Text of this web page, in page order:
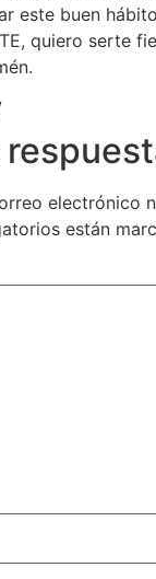
este buen
quiero serte
electrónico
están